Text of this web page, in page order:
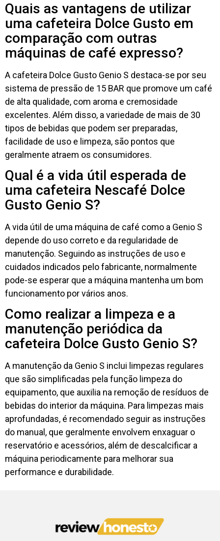
Quais as vantagens de utilizar
uma cafeteira Dolce Gusto em
comparação com outras
máquinas de café expresso?
A cafeteira Dolce Gusto Genio S destaca-se por seu
sistema de pressão de 15 BAR que promove um café
de alta qualidade, com aroma e cremosidade
excelentes. Além disso, a variedade de mais de 30
tipos de bebidas que podem ser preparadas,
facilidade de uso e limpeza, são pontos que
geralmente atraem os consumidores.
Qual é a vida útil esperada de
uma cafeteira Nescafé Dolce
Gusto Genio S?
A vida útil de uma máquina de café como a Genio S
depende do uso correto e da regularidade de
manutenção. Seguindo as instruções de uso e
cuidados indicados pelo fabricante, normalmente
pode-se esperar que a máquina mantenha um bom
funcionamento por vários anos.
Como realizar a limpeza e a
manutenção periódica da
cafeteira Dolce Gusto Genio S?
A manutenção da Genio S inclui limpezas regulares
que são simplificadas pela função limpeza do
equipamento, que auxilia na remoção de resíduos de
bebidas do interior da máquina. Para limpezas mais
aprofundadas, é recomendado seguir as instruções
do manual, que geralmente envolvem enxaguar o
reservatório e acessórios, além de descalcificar a
máquina periodicamente para melhorar sua
performance e durabilidade.